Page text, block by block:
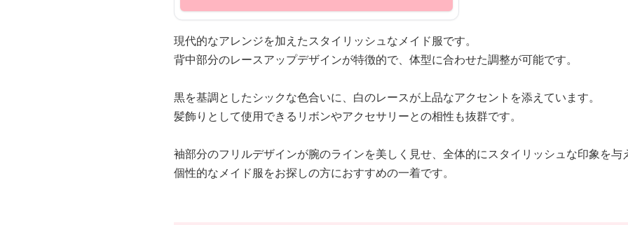
現代的なアレンジを加えたスタイリッシュなメイド服です。
背中部分のレースアップデザインが特徴的で、体型に合わせた調整が可能です。
黒を基調としたシックな色合いに、白のレースが上品なアクセントを添えています。
髪飾りとして使用できるリボンやアクセサリーとの相性も抜群です。
袖部分のフリルデザインが腕のラインを美しく見せ、全体的にスタイリッシュな印象を与
個性的なメイド服をお探しの方におすすめの一着です。